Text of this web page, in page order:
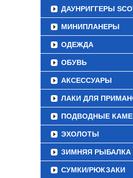
ДАУНРИГГЕРЫ
МИНИПЛАНЕРЫ
ОДЕЖДА
ОБУВЬ
АКСЕССУАРЫ
ЛАКИ ДЛЯ
ПОДВОДНЫЕ
ЭХОЛОТЫ
ЗИМНЯЯ РЫБАЛКА
СУМКИ/РЮКЗАКИ